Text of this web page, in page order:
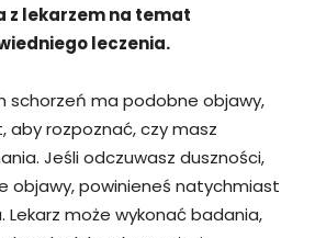
z lekarzem na temat
leczenia.
schorzeń ma podobne objawy,
aby rozpoznać, czy masz
Jeśli odczuwasz duszności,
objawy, powinieneś natychmiast
Lekarz może wykonać badania,